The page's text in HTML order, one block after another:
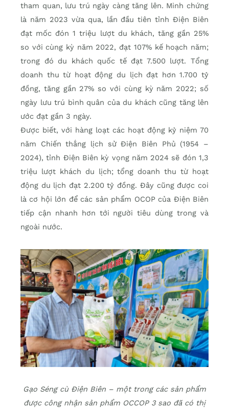
tham quan, lưu trú ngày càng tăng lên. Minh chứng
là năm 2023 vừa qua, lần đầu tiên tỉnh Điện Biên
đạt mốc đón 1 triệu lượt du khách, tăng gần 25%
so với cùng kỳ năm 2022, đạt 107% kế hoạch năm;
trong đó du khách quốc tế đạt 7.500 lượt. Tổng
doanh thu từ hoạt động du lịch đạt hơn 1.700 tỷ
đồng, tăng gần 27% so với cùng kỳ năm 2022; số
ngày lưu trú bình quân của du khách cũng tăng lên
ước đạt gần 3 ngày.
Được biết, với hàng loạt các hoạt động kỷ niệm 70
năm Chiến thắng lịch sử Điện Biên Phủ (1954 –
2024), tỉnh Điện Biên kỳ vọng năm 2024 sẽ đón 1,3
triệu lượt khách du lịch; tổng doanh thu từ hoạt
động du lịch đạt 2.200 tỷ đồng. Đây cũng được coi
là cơ hội lớn để các sản phẩm OCOP của Điện Biên
tiếp cận nhanh hơn tới người tiêu dùng trong và
ngoài nước.
Gạo Séng cù Điện Biên – một trong các sản phẩm
được công nhận sản phẩm OCCOP 3 sao đã có thị